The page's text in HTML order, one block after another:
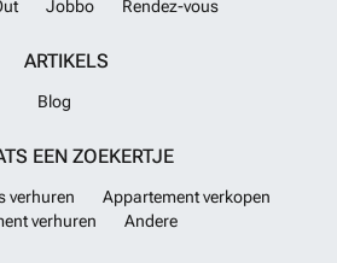
Jobbo Rendez-vous
ARTIKELS
Blog
EEN ZOEKERTJE
verhuren
Appartement verkopen
verhuren
Andere